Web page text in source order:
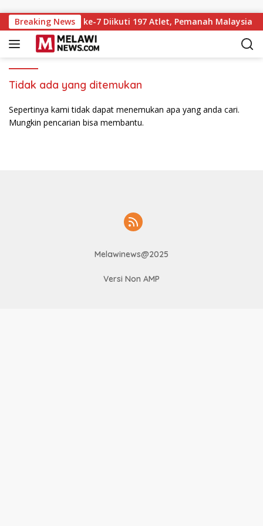
Breaking News
Championship ke-7 Diikuti 197 Atlet, Pemanah Malaysia
Tidak ada yang ditemukan
Sepertinya kami tidak dapat menemukan apa yang anda cari.
Mungkin pencarian bisa membantu.
Melawinews@2025
Versi Non AMP